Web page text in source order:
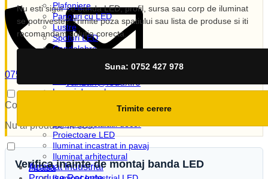
0752 427 978
vanzari@ledux.ro
00.00lei
Coș (
Nu ai produse in cos.
Acasa
Plafoniere
Panouri cu LED
Lustre
Spoturi LED
Candelabre
Lampi de veghe
Iluminat exterior decorativ
Lampi si instalatii decor
Proiectoare LED
Iluminat incastrat in pavaj
Iluminat arhitectural
Iluminat Industrial
Nu esti sigur ce banda LED, profil, sursa sau corp de iluminat
se potriveste? Trimite poza spatiului sau lista de produse si iti
recomandam solutia corecta.
Suna: 0752 427 978
Trimite cerere
Verifica inainte de montaj banda LED